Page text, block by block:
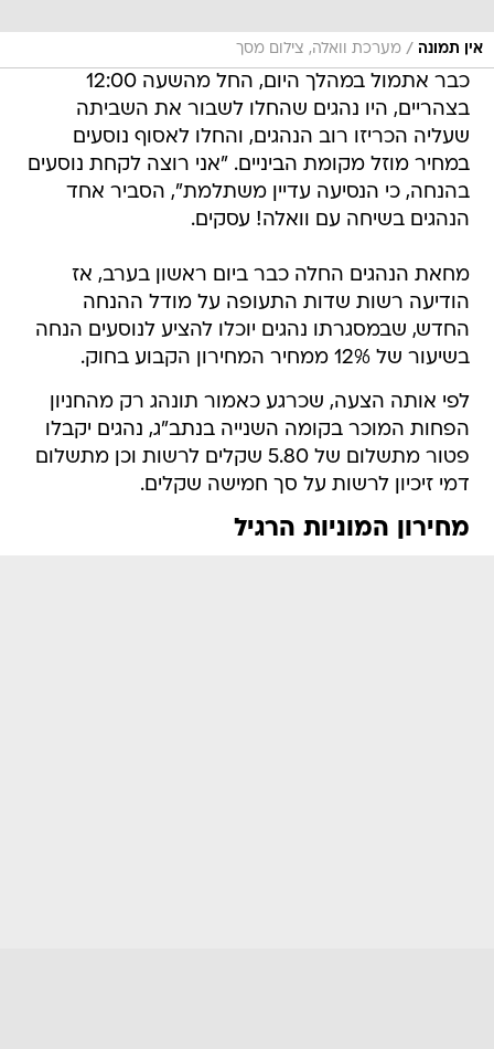
אין תמונה / מערכת וואלה, צילום מסך
כבר אתמול במהלך היום, החל מהשעה 12:00
בצהריים, היו נהגים שהחלו לשבור את השביתה
שעליה הכריזו רוב הנהגים, והחלו לאסוף נוסעים
במחיר מוזל מקומת הביניים. "אני רוצה לקחת נוסעים
בהנחה, כי הנסיעה עדיין משתלמת", הסביר אחד
הנהגים בשיחה עם וואלה! עסקים.
מחאת הנהגים החלה כבר ביום ראשון בערב, אז
הודיעה רשות שדות התעופה על מודל ההנחה
החדש, שבמסגרתו נהגים יוכלו להציע לנוסעים הנחה
בשיעור של 12% ממחיר המחירון הקבוע בחוק.
לפי אותה הצעה, שכרגע כאמור תונהג רק מהחניון
הפחות המוכר בקומה השנייה בנתב"ג, נהגים יקבלו
פטור מתשלום של 5.80 שקלים לרשות וכן מתשלום
דמי זיכיון לרשות על סך חמישה שקלים.
מחירון המוניות הרגיל